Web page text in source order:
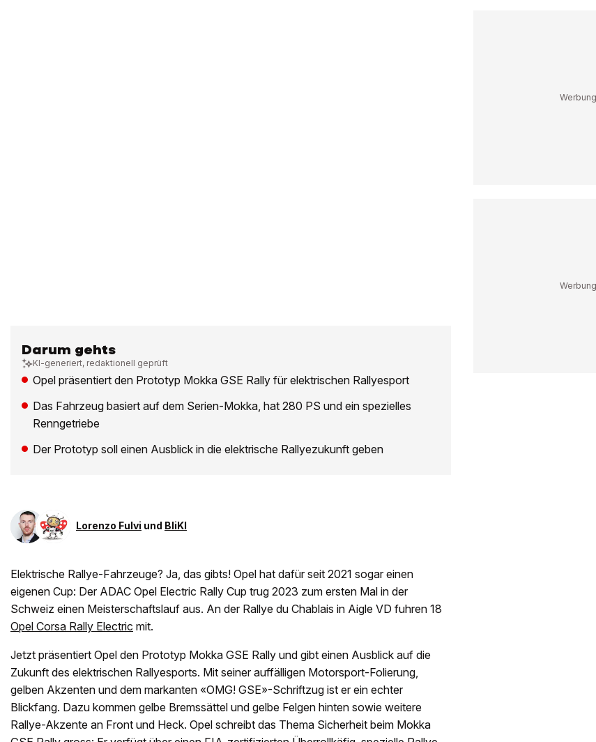
Darum gehts
KI-generiert, redaktionell geprüft
Opel präsentiert den Prototyp Mokka GSE Rally für elektrischen Rallyesport
Das Fahrzeug basiert auf dem Serien-Mokka, hat 280 PS und ein spezielles
Renngetriebe
Der Prototyp soll einen Ausblick in die elektrische Rallyezukunft geben
Lorenzo Fulvi und BliKI
Elektrische Rallye-Fahrzeuge? Ja, das gibts! Opel hat dafür seit 2021 sogar einen
eigenen Cup: Der ADAC Opel Electric Rally Cup trug 2023 zum ersten Mal in der
Schweiz einen Meisterschaftslauf aus. An der Rallye du Chablais in Aigle VD fuhren 18
Opel Corsa Rally Electric mit.
Jetzt präsentiert Opel den Prototyp Mokka GSE Rally und gibt einen Ausblick auf die
Zukunft des elektrischen Rallyesports. Mit seiner auffälligen Motorsport-Folierung,
gelben Akzenten und dem markanten «OMG! GSE»-Schriftzug ist er ein echter
Blickfang. Dazu kommen gelbe Bremssättel und gelbe Felgen hinten sowie weitere
Rallye-Akzente an Front und Heck. Opel schreibt das Thema Sicherheit beim Mokka